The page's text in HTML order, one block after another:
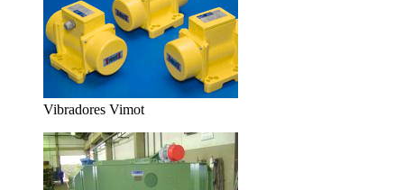
Vibradores Vimot